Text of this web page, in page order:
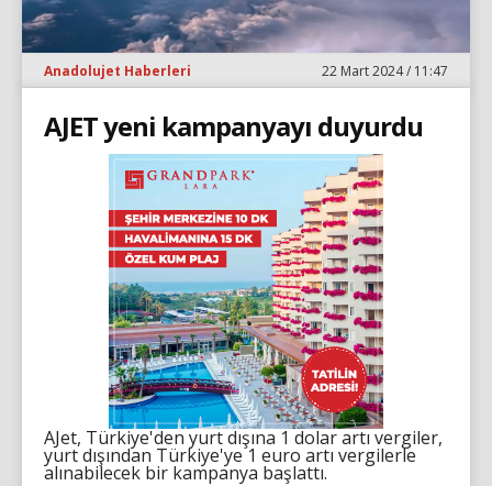
Anadolujet Haberleri 22 Mart 2024 / 11:47
AJET yeni kampanyayı duyurdu
AJet, Türkiye'den yurt dışına 1 dolar artı vergiler,
yurt dışından Türkiye'ye 1 euro artı vergilerle
alınabilecek bir kampanya başlattı.